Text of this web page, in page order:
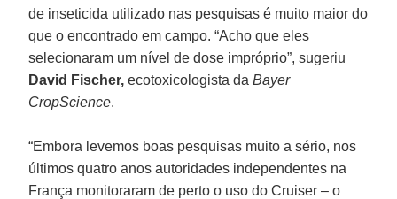
de inseticida utilizado nas pesquisas é muito maior do
que o encontrado em campo. “Acho que eles
selecionaram um nível de dose impróprio”, sugeriu
David Fischer,ecotoxicologista daBayer
CropScience.
“Embora levemos boas pesquisas muito a sério, nos
últimos quatro anos autoridades independentes na
França monitoraram de perto o uso do Cruiser – o